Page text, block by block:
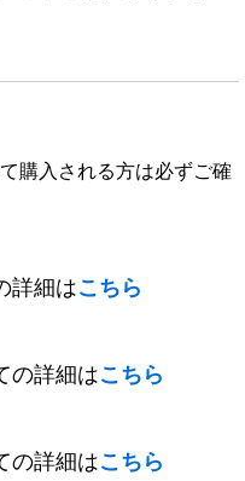
購入される方は必ずご確
詳細はこちら
の詳細はこちら
の詳細はこちら